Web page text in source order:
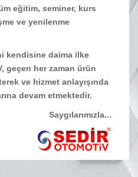
eğitim, seminer, kurs
ve yenilenme
daima ilke
geçen her zaman ürün
ve hizmet anlayışında
devam etmektedir.
Saygılarımızla...